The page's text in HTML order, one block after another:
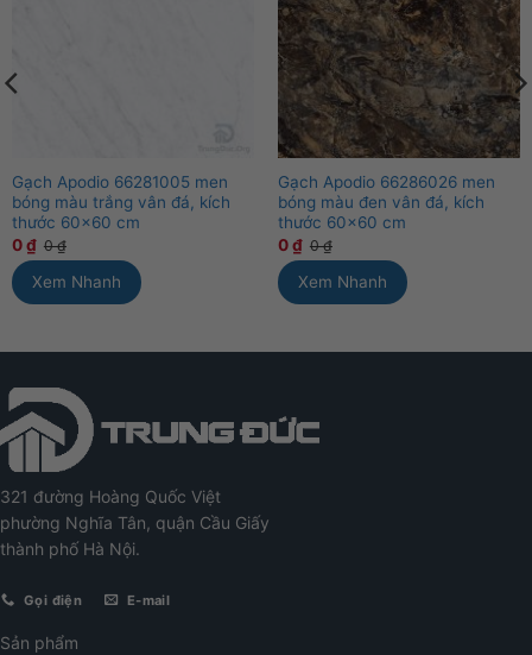
Gạch Apodio 66281005 men
bóng màu trắng vân đá, kích
thước 60×60 cm
0₫ 0₫
Xem Nhanh
Gạch Apodio 66286026 men
bóng màu đen vân đá, kích
thước 60×60 cm
0₫ 0₫
Xem Nhanh
321 đường Hoàng Quốc Việt
phường Nghĩa Tân, quận Cầu Giấy
thành phố Hà Nội.
Gọi điện E-mail
Sản phẩm